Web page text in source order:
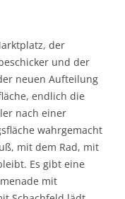
der
und der
neuen Aufteilung
endlich die
nach einer
wahrgemacht
mit dem Rad, mit
Es gibt eine
mit